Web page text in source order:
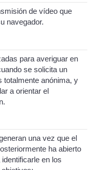
de vídeo que
navegador.
para averiguar en
se solicita un
totalmente anónima, y
a orientar el
una vez que el
ha abierto
en los